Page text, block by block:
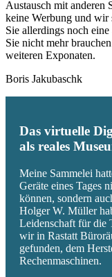
Austausch mit anderen
keine Werbung und wir
Sie allerdings noch
Sie nicht mehr
weiteren Exponaten.
Boris Jakubaschk
Das virtuelle
als reales
Meine Sammelei
Geräte eines Tages
können, sondern
Holger W. Müller
Leidenschaft für die
wir in Rastatt
gefunden, dem
Rechenmaschinen.